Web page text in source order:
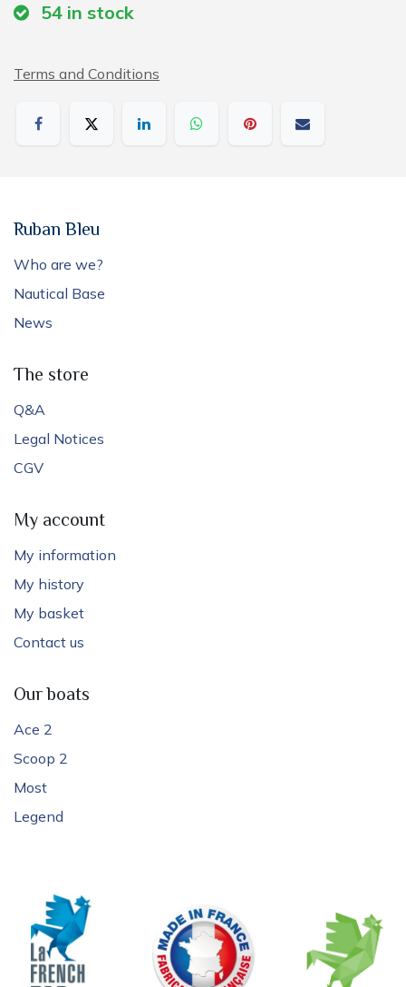
54 in stock
Terms and Conditions
Ruban Bleu
Who are we?
Nautical Base
News
The store
Q&A
Legal Notices
CGV
My account
My information
My history
My basket
Contact us
Our boats
Ace 2
Scoop 2
Most
Legend